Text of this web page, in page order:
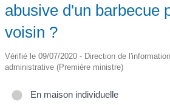
abusive d'un barbecue
voisin ?
Vérifié le 09/07/2020 - Direction de
administrative (Première ministre)
En maison individuelle